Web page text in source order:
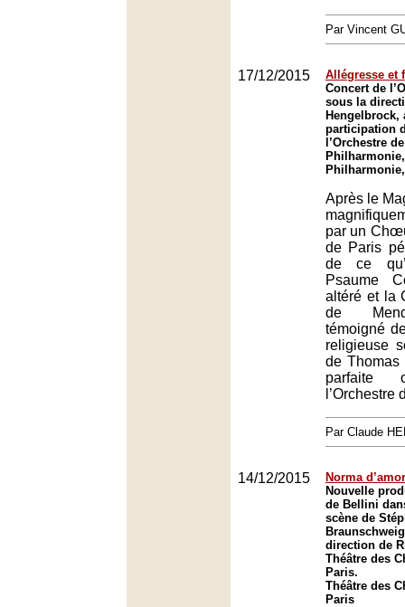
Par Vincent
17/12/2015
Allégresse et
Concert de
sous la
Hengelbrock,
participation
l’Orchestre
Après le
par un
de Paris
de ce
Psaume
altéré et la
de
témoigné
religieuse
de Thomas
parfaite
l’Orchestre
Par Claude
14/12/2015
Norma
Nouvelle
de Bellini
scène de
direction de
Théâtre des
Paris.
Théâtre des
Paris